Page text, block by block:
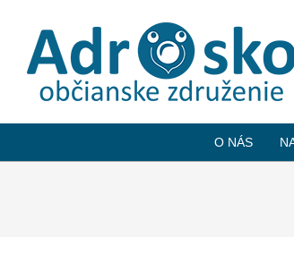
OBČIANSKE
O NÁS